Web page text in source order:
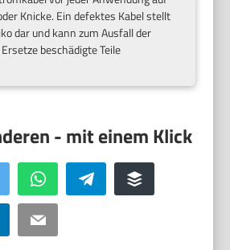
Knicke. Ein defektes Kabel stellt
dar und kann zum Ausfall der
beschädigte Teile
WhatsApp Telegram Buffer
Email